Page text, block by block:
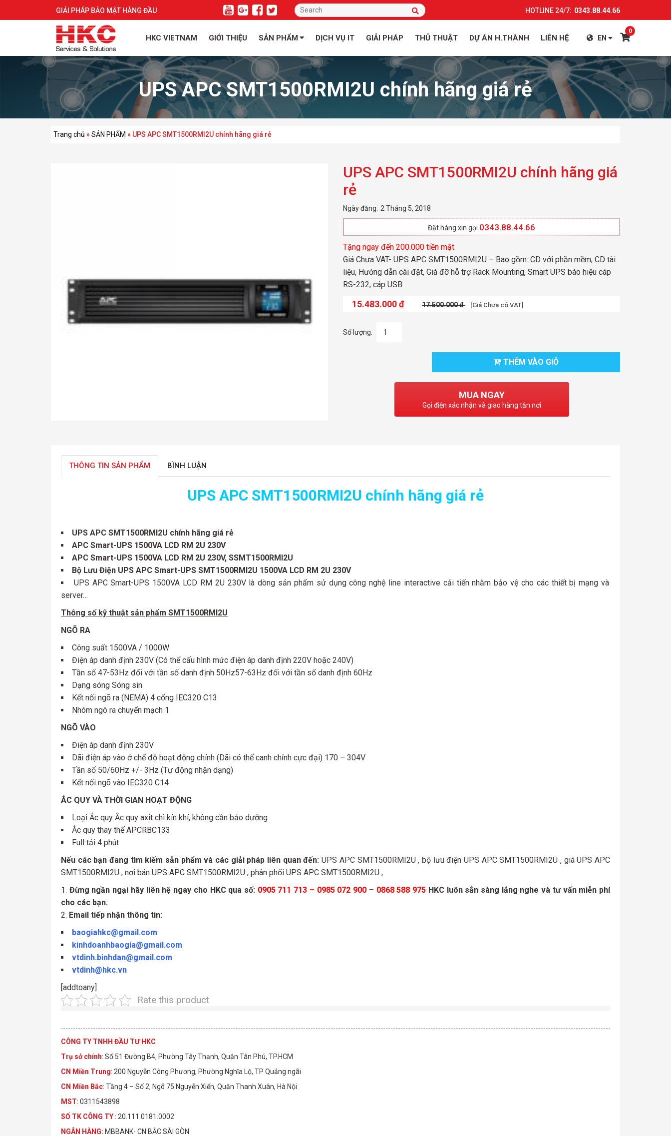
GIẢI PHÁP BẢO MẬT HÀNG ĐẦU HOTLINE 24/7: 0343.88.44.66
HKC VIETNAM GIỚI THIỆU SẢN PHẨM DỊCH VỤ IT GIẢI PHÁP THỦ THUẬT DỰ ÁN H.THÀNH LIÊN HỆ EN
0
UPS APC SMT1500RMI2U chính hãng giá rẻ
Trang chủ »SẢN PHẨM » UPS APC SMT1500RMI2U chính hãng giá rẻ
UPS APC SMT1500RMI2U chính hãng giá
rẻ
Ngày đăng: 2 Tháng 5, 2018
Đặt hàng xin gọi 0343.88.44.66
Tặng ngay đến 200.000 tiền mặt
Giá Chưa VAT- UPS APC SMT1500RMI2U – Bao gồm: CD với phần mềm, CD tài
liệu, Hướng dẫn cài đặt, Giá đỡ hỗ trợ Rack Mounting, Smart UPS báo hiệu cáp
RS-232, cáp USB
15.483.000đ 17.500.000đ [Giá Chưa có VAT]
Số lượng:
THÊM VÀO GIỎ
MUA NGAY
Gọi điện xác nhận và giao hàng tận nơi
THÔNG TIN SẢN PHẨM BÌNH LUẬN
UPS APC SMT1500RMI2U chính hãng giá rẻ
UPS APC SMT1500RMI2U chính hãng giá rẻ
APC Smart-UPS 1500VA LCD RM 2U 230V
APC Smart-UPS 1500VA LCD RM 2U 230V, SSMT1500RMI2U
Bộ Lưu Điện UPS APC Smart-UPS SMT1500RMI2U 1500VA LCD RM 2U 230V
UPS APC Smart-UPS 1500VA LCD RM 2U 230V là dòng sản phẩm sử dụng công nghệ line interactive cải tiến nhằm bảo vệ cho các thiết bị mạng và
server…
Thông số kỹ thuật sản phẩm SMT1500RMI2U
NGÕ RA
Công suất 1500VA / 1000W
Điện áp danh định 230V (Có thể cấu hình mức điện áp danh định 220V hoặc 240V)
Tần số 47-53Hz đối với tần số danh định 50Hz57-63Hz đối với tần số danh định 60Hz
Dạng sóng Sóng sin
Kết nối ngõ ra (NEMA) 4 cổng IEC320 C13
Nhóm ngõ ra chuyển mạch 1
NGÕ VÀO
Điện áp danh định 230V
Dãi điện áp vào ở chế độ hoạt động chính (Dãi có thể canh chỉnh cực đại) 170 – 304V
Tần số 50/60Hz +/- 3Hz (Tự động nhận dạng)
Kết nối ngõ vào IEC320 C14
ẮC QUY VÀ THỜI GIAN HOẠT ĐỘNG
Loại Ắc quy Ắc quy axit chì kín khí, không cần bảo dưỡng
Ắc quy thay thế APCRBC133
Full tải 4 phút
Nếu các bạn đang tìm kiếm sản phẩm và các giải pháp liên quan đến: UPS APC SMT1500RMI2U , bộ lưu điện UPS APC SMT1500RMI2U , giá UPS APC
SMT1500RMI2U , nơi bán UPS APC SMT1500RMI2U , phân phối UPS APC SMT1500RMI2U ,
Đừng ngần ngại hãy liên hệ ngay cho HKC qua số: 0905 711 713 – 0985 072 900 – 0868 588 975 HKC luôn sẳn sàng lắng nghe và tư vấn miễn phí
cho các bạn.
Email tiếp nhận thông tin:
baogiahkc@gmail.com
kinhdoanhbaogia@gmail.com
vtdinh.binhdan@gmail.com
vtdinh@hkc.vn
[addtoany]
Rate this product
CÔNG TY TNHH ĐẦU TƯ HKC
Trụ sở chính: Số 51 Đường B4, Phường Tây Thạnh, Quận Tân Phú, TP.HCM
CN Miền Trung: 200 Nguyễn Công Phương, Phường Nghĩa Lộ, TP Quảng ngãi
CN Miền Bắc: Tầng 4 – Số 2, Ngõ 75 Nguyễn Xiển, Quận Thanh Xuân, Hà Nội
MST: 0311543898
SỐ TK CÔ NG TY : 20.111.0181.0002
NGÂN HÀNG: MBBANK- CN BẮC SÀI GÒN